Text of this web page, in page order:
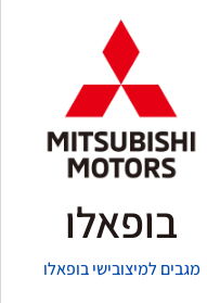
בופאלו
מגבים למיצובישי בופאלו